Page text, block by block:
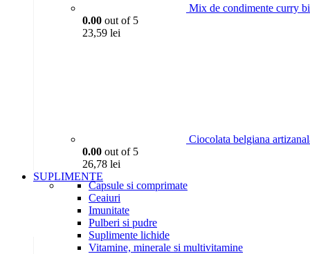
Mix de condimente curry
0.00 out of 5
23,59 lei
Ciocolata belgiana
0.00 out of 5
26,78 lei
SUPLIMENTE
Capsule si comprimate
Ceaiuri
Imunitate
Pulberi si pudre
Suplimente lichide
Vitamine, minerale si multivitamine